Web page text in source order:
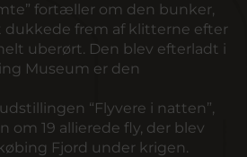
fortæller om den bunker,
dukkede frem af klitterne efter
uberørt. Den blev efterladt i
Museum er den
“Flyvere i natten”,
19 allierede fly, der blev
Fjord under krigen.